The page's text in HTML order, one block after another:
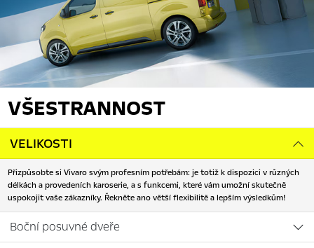
VŠESTRANNOST
VELIKOSTI
Přizpůsobte si Vivaro svým profesním potřebám: je totiž k dispozici v různých
délkách a provedeních karoserie, a s funkcemi, které vám umožní skutečně
uspokojit vaše zákazníky. Řekněte ano větší flexibilitě a lepším výsledkům!
Boční posuvné dveře